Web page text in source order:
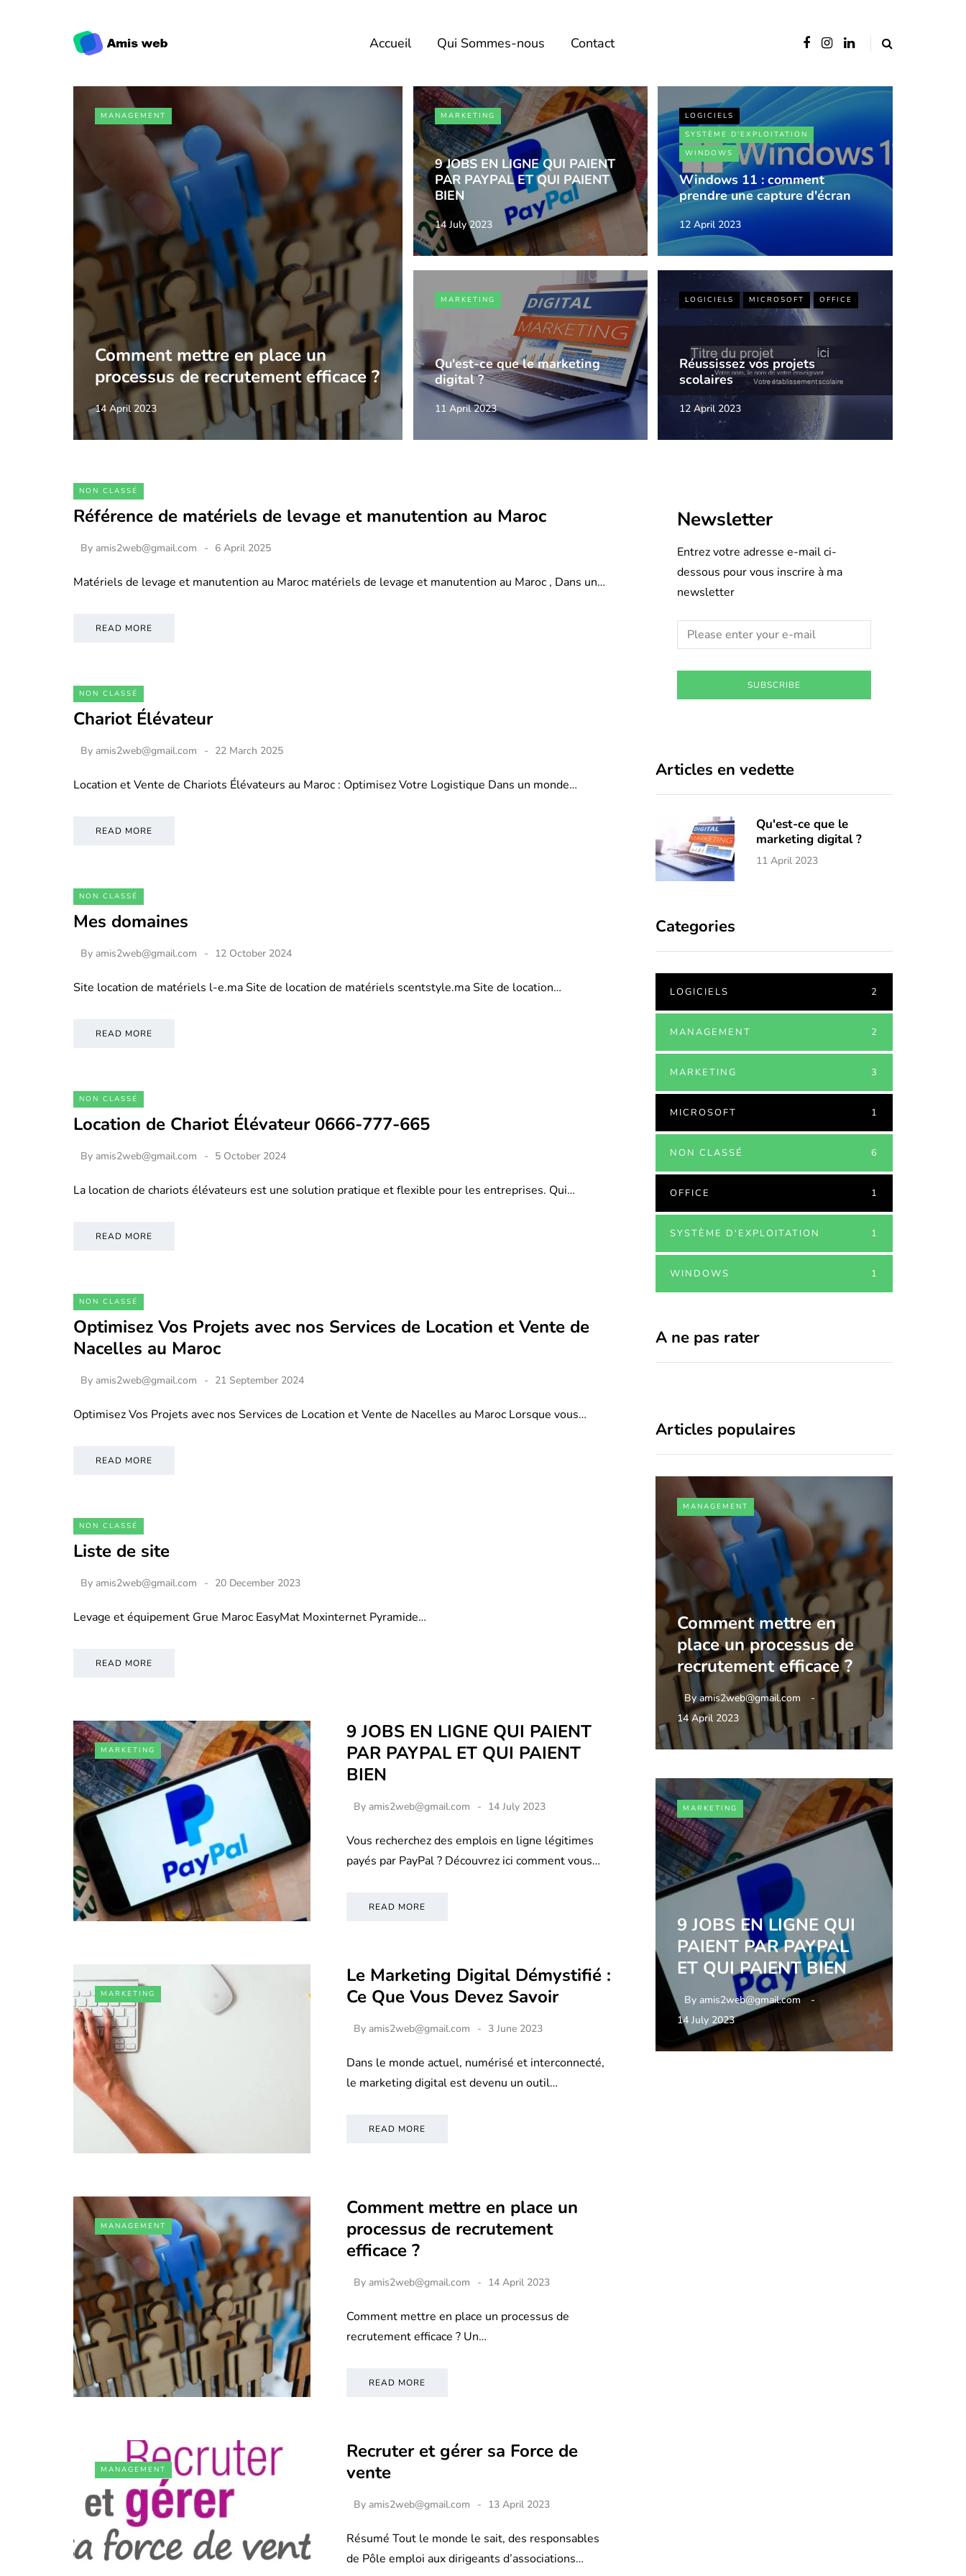
Accueil Qui Sommes-nous Contact
MANAGEMENT
Comment mettre en place un
processus de recrutement efficace ?
14 April 2023
MARKETING
9 JOBS EN LIGNE QUI PAIENT
PAR PAYPAL ET QUI PAIENT
BIEN
14 July 2023
LOGICIELS
SYSTÈME D'EXPLOITATION
WINDOWS
Windows 11 : comment
prendre une capture d'écran
12 April 2023
MARKETING
Qu'est-ce que le marketing
digital ?
11 April 2023
LOGICIELS MICROSOFT OFFICE
Réussissez vos projets
scolaires
12 April 2023
NON CLASSÉ
Référence de matériels de levage et manutention au Maroc
By amis2web@gmail.com 6 April 2025
Matériels de levage et manutention au Maroc matériels de levage et manutention au Maroc , Dans un…
READ MORE
NON CLASSÉ
Chariot Élévateur
By amis2web@gmail.com 22 March 2025
Location et Vente de Chariots Élévateurs au Maroc : Optimisez Votre Logistique Dans un monde…
READ MORE
NON CLASSÉ
Mes domaines
By amis2web@gmail.com 12 October 2024
Site location de matériels l-e.ma Site de location de matériels scentstyle.ma Site de location…
READ MORE
NON CLASSÉ
Location de Chariot Élévateur 0666-777-665
By amis2web@gmail.com 5 October 2024
La location de chariots élévateurs est une solution pratique et flexible pour les entreprises. Qui…
READ MORE
NON CLASSÉ
Optimisez Vos Projets avec nos Services de Location et Vente de
Nacelles au Maroc
By amis2web@gmail.com 21 September 2024
Optimisez Vos Projets avec nos Services de Location et Vente de Nacelles au Maroc Lorsque vous…
READ MORE
NON CLASSÉ
Liste de site
By amis2web@gmail.com 20 December 2023
Levage et équipement Grue Maroc EasyMat Moxinternet Pyramide…
READ MORE
MARKETING
9 JOBS EN LIGNE QUI PAIENT
PAR PAYPAL ET QUI PAIENT
BIEN
By amis2web@gmail.com 14 July 2023
Vous recherchez des emplois en ligne légitimes
payés par PayPal ? Découvrez ici comment vous…
READ MORE
MARKETING
Le Marketing Digital Démystifié :
Ce Que Vous Devez Savoir
By amis2web@gmail.com 3 June 2023
Dans le monde actuel, numérisé et interconnecté,
le marketing digital est devenu un outil…
READ MORE
MANAGEMENT
Comment mettre en place un
processus de recrutement
efficace ?
By amis2web@gmail.com 14 April 2023
Comment mettre en place un processus de
recrutement efficace ? Un…
READ MORE
MANAGEMENT
Recruter et gérer sa Force de
vente
By amis2web@gmail.com 13 April 2023
Résumé Tout le monde le sait, des responsables
de Pôle emploi aux dirigeants d’associations…
Newsletter
Entrez votre adresse e-mail ci-
dessous pour vous inscrire à ma
newsletter
SUBSCRIBE
Articles en vedette
Qu'est-ce que le
marketing digital ?
11 April 2023
Categories
LOGICIELS 2
MANAGEMENT 2
MARKETING 3
MICROSOFT 1
NON CLASSÉ 6
OFFICE 1
SYSTÈME D'EXPLOITATION 1
WINDOWS 1
A ne pas rater
Articles populaires
MANAGEMENT
Comment mettre en
place un processus de
recrutement efficace ?
Byamis2web@gmail.com
14 April 2023
MARKETING
9 JOBS EN LIGNE QUI
PAIENT PAR PAYPAL
ET QUI PAIENT BIEN
By amis2web@gmail.com
14 July 2023